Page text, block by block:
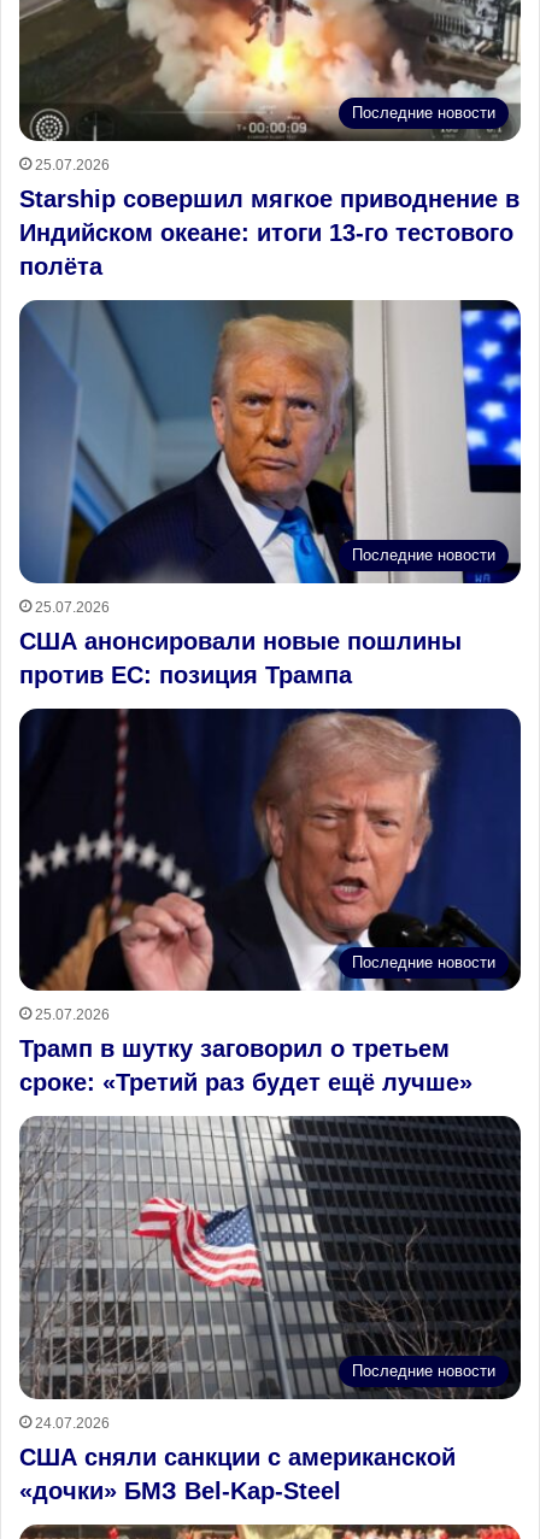
Последние новости
25.07.2026
Starship совершил мягкое приводнение в
Индийском океане: итоги 13‑го тестового
полёта
Последние новости
25.07.2026
США анонсировали новые пошлины
против ЕС: позиция Трампа
Последние новости
25.07.2026
Трамп в шутку заговорил о третьем
сроке: «Третий раз будет ещё лучше»
Последние новости
24.07.2026
США сняли санкции с американской
«дочки» БМЗ Bel-Kap-Steel